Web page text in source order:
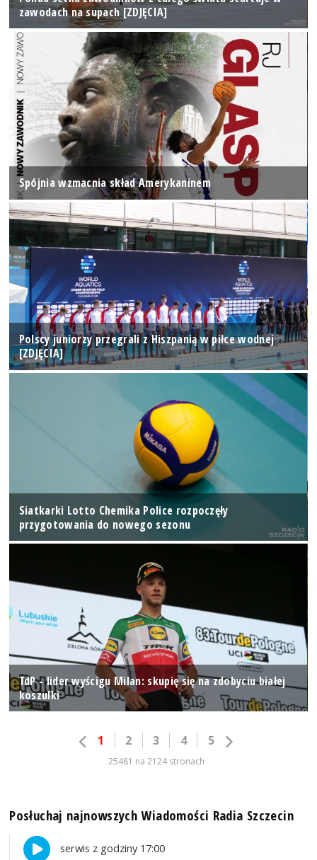
zawodach na supach [ZDJĘCIA]
Spójnia wzmacnia skład Amerykaninem
Polscy juniorzy przegrali z Hiszpanią w piłce wodnej
[ZDJĘCIA]
Siatkarki Lotto Chemika Police rozpoczęły
przygotowania do nowego sezonu
TdP - lider wyścigu Milan: skupię się na zdobyciu białej
koszulki
1 2 3 4 5
25481 na 2124 stronach
Posłuchaj najnowszych Wiadomości Radia Szczecin
serwis z godziny 17:00